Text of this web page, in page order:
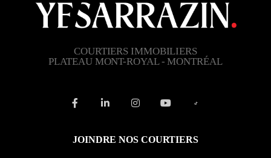
COURTIERS IMMOBILIERS
PLATEAU MONT-ROYAL - MONTRÉAL
JOINDRE NOS COURTIERS